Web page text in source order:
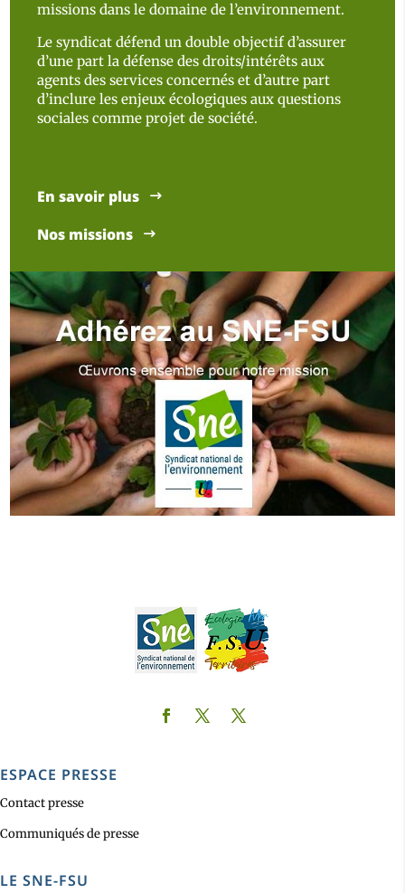
missions dans le domaine de l’environnement.
Le syndicat défend un double objectif d’assurer
d’une part la défense des droits/intérêts aux
agents des services concernés et d’autre part
d’inclure les enjeux écologiques aux questions
sociales comme projet de société.
En savoir plus
Nos missions
ESPACE PRESSE
Contact presse
Communiqués de presse
LE SNE-FSU